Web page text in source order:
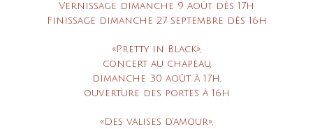
Vernissage dimanche 9 août dès 17h
Finissage dimanche 27 septembre dès 16h
«Pretty in Black»,
concert au chapeau,
dimanche 30 août à 17h,
ouverture des portes à 16h
«Des valises d’amour»,